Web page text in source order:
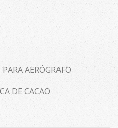
AERÓGRAFO
DE CACAO